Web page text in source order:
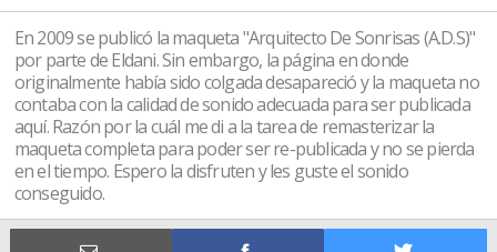
En 2009 se publicó la maqueta "Arquitecto De Sonrisas (A.D.S)"
por parte de Eldani. Sin embargo, la página en donde
originalmente había sido colgada desapareció y la maqueta no
contaba con la calidad de sonido adecuada para ser publicada
aquí. Razón por la cuál me di a la tarea de remasterizar la
maqueta completa para poder ser re-publicada y no se pierda
en el tiempo. Espero la disfruten y les guste el sonido
conseguido.